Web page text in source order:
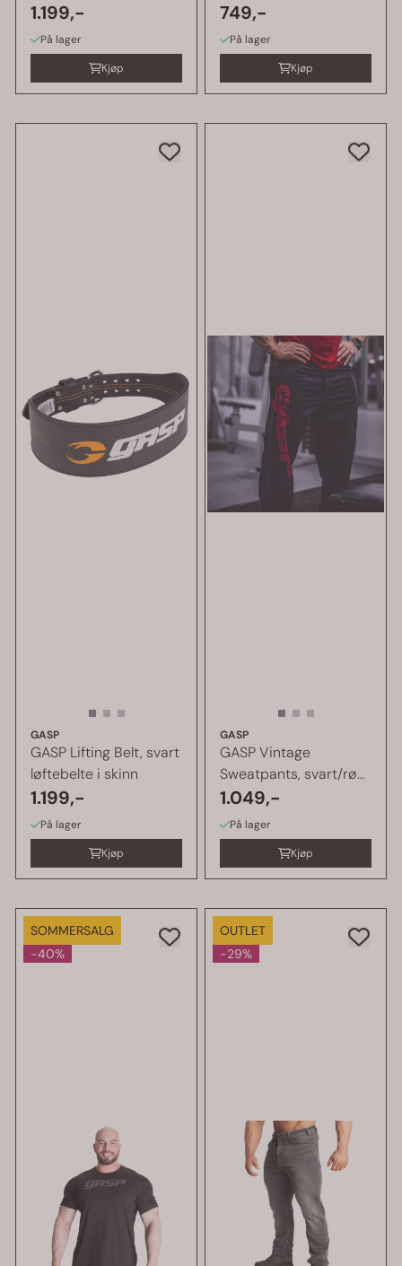
svart/oransje ...
1.199,-
På lager
Kjøp
treningsbukse
749,-
På lager
Kjøp
GASP
GASP Lifting Belt, svart
løftebelte i skinn
1.199,-
På lager
Kjøp
GASP
GASP Vintage
Sweatpants, svart/rød
treningsbukse
1.049,-
På lager
Kjøp
SOMMERSALG
-40%
OUTLET
-29%